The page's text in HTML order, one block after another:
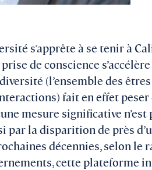
s’apprête à se tenir à
de conscience
(l’ensemble des
fait en effet peser
mesure significative n’est
par la disparition de près
décennies, selon le
cette plateforme